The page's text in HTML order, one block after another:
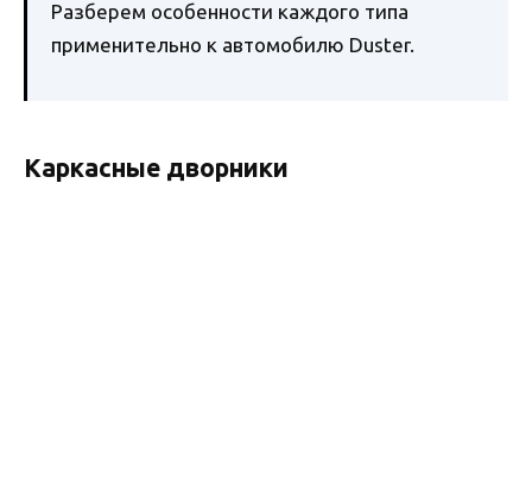
Разберем особенности каждого типа
применительно к автомобилю Duster.
Каркасные дворники